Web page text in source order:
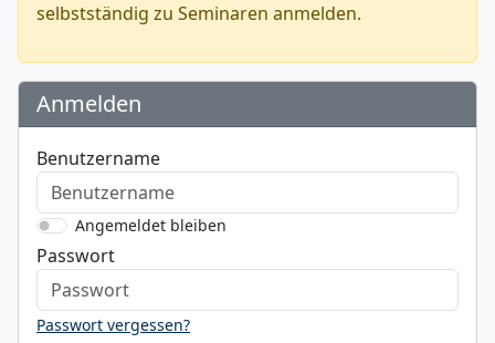
selbstständig zu Seminaren anmelden.
Anmelden
Benutzername
Angemeldet bleiben
Passwort
Passwort vergessen?